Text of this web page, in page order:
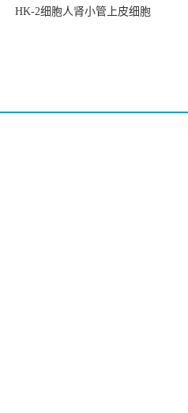
HK-2细胞人肾小管上皮细胞